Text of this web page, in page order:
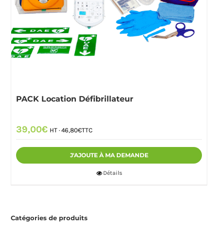
PACK Location Défibrillateur
39,00€ HT ·46,80€TTC
J'AJOUTE À MA DEMANDE
Détails
Catégories de produits